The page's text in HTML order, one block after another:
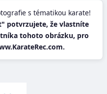
s tématikou karate!
potvrzujete, že vlastníte
tohoto obrázku, pro